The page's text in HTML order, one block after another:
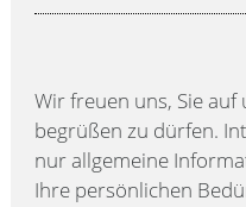
Wir freuen uns, Sie
begrüßen zu dürfen.
nur allgemeine
Ihre persönlichen